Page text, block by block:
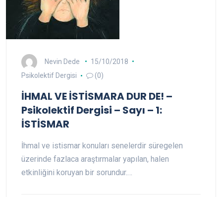
Nevin Dede
15/10/2018
Psikolektif Dergisi
(0)
İHMAL VE İSTİSMARA DUR DE! –
Psikolektif Dergisi – Sayı – 1:
İSTİSMAR
İhmal ve istismar konuları senelerdir süregelen
üzerinde fazlaca araştırmalar yapılan, halen
etkinliğini koruyan bir sorundur.…